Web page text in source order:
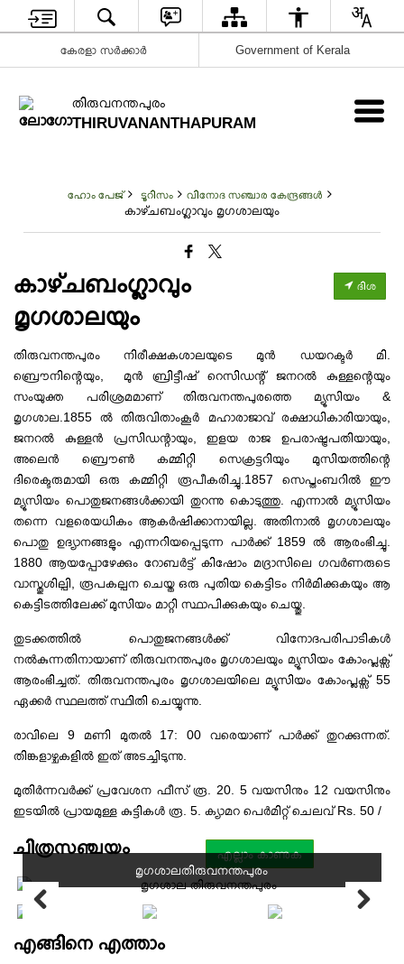
കേരളാ സർക്കാർ Government of Kerala
തിരുവനന്തപുരം
THIRUVANANTHAPURAM
ഹോം പേജ് ടൂറിസം വിനോദ സഞ്ചാര കേന്ദ്രങ്ങൾ
കാഴ്‌ചബംഗ്ലാവും മൃഗശാലയും
കാഴ്‌ചബംഗ്ലാവും
മൃഗശാലയും
ദിശ
തിരുവനന്തപുരം നിരീക്ഷകശാലയുടെ മുൻ ഡയറക്ടർ മി.
ബ്രൌനിന്റെയും, മുൻ ബ്രിട്ടീഷ് റെസിഡന്റ് ജനറൽ കുള്ളന്റെയും
സംയുക്ത പരിശ്രമമാണ് തിരുവനന്തപുരത്തെ മ്യൂസിയം &
മൃഗശാല.1855 ൽ തിരുവിതാംകൂര്‍ മഹാരാജാവ് രക്ഷാധികാരിയായും,
ജനറൽ കുള്ളൻ പ്രസിഡന്റായും, ഇളയ രാജ ഉപരാഷ്ട്രപതിയായും,
അലെൻ ബ്രൌൺ കമ്മിറ്റി സെക്രട്ടറിയും മുസിയത്തിന്റെ
ദിരെക്ടരുമായി ഒരു കമ്മിറ്റി രൂപീകരിച്ചു.1857 സെപ്തംബറിൽ ഈ
മ്യൂസിയം പൊതുജനങ്ങൾക്കായി തുറന്നു കൊടുത്തു. എന്നാൽ മ്യൂസിയം
തന്നെ വളരെയധികം ആകർഷിക്കാനായില്ല. അതിനാൽ മൃഗശാലയും
പൊതു ഉദ്യാനങ്ങളും എന്നറിയപ്പെടുന്ന പാർക്ക് 1859 ൽ ആരംഭിച്ചു.
1880 ആയപ്പോഴേക്കും റോബർട്ട് കിഷോം മദ്രാസിലെ ഗവർണരുടെ
വാസ്തുശില്പി, രൂപകല്പന ചെയ്ത ഒരു പുതിയ കെട്ടിടം നിര്‍മിക്കുകയും ആ
കെട്ടിടത്തിലേക്ക് മുസിയം മാറ്റി സ്ഥാപിക്കുകയും ചെയ്തു.
തുടക്കത്തില്‍ പൊതുജനങ്ങൾക്ക് വിനോദപരിപാടികൾ
നല്‍കുന്നതിനായാണ്‌ തിരുവനന്തപുരം മൃഗശാലയും മ്യൂസിയം കോംപ്ലക്സ്
ആരംഭിച്ചത്. തിരുവനന്തപുരം മൃഗശാലയിലെ മ്യൂസിയം കോംപ്ലക്സ് 55
ഏക്കർ സ്ഥലത്ത് സ്ഥിതി ചെയ്യുന്നു.
രാവിലെ 9 മണി മുതൽ 17: 00 വരെയാണ് പാർക്ക് തുറക്കുന്നത്.
തിങ്കളാഴ്ചകളിൽ ഇത് അടച്ചിടുന്നു.
മുതിർന്നവർക്ക് പ്രവേശന ഫീസ് രൂ. 20. 5 വയസിനും 12 വയസിനും
ഇടയിൽ പ്രായമുള്ള കുട്ടികൾ രൂ. 5. ക്യാമറ പെർമിറ്റ് ചെലവ് Rs. 50 /
ചിത്രസഞ്ചയം
എല്ലാം കാണുക
മൃഗശാലതിരുവനന്തപുരം
എങ്ങിനെ എത്താം